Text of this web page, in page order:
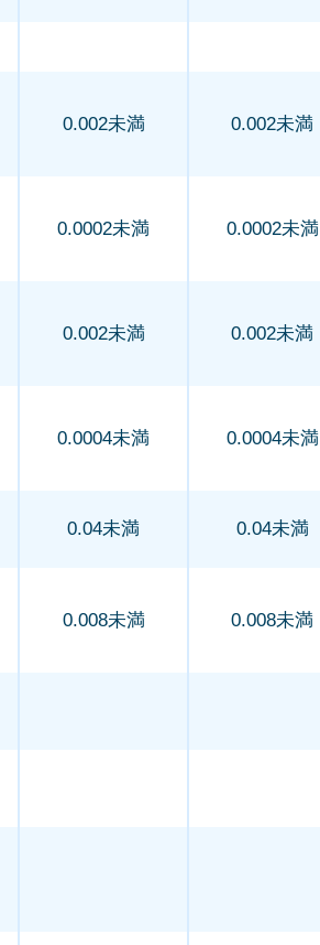
0.002未満 0.002未満
0.0002未満 0.0002未満
0.002未満 0.002未満
0.0004未満 0.0004未満
0.04未満 0.04未満
0.008未満 0.008未満